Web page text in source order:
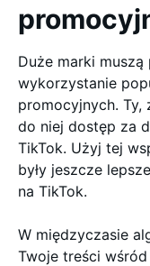
Duże marki muszą
wykorzystanie
promocyjnych. Ty,
do niej dostęp za
TikTok. Użyj tej
były jeszcze
na TikTok.
W międzyczasie
Twoje treści